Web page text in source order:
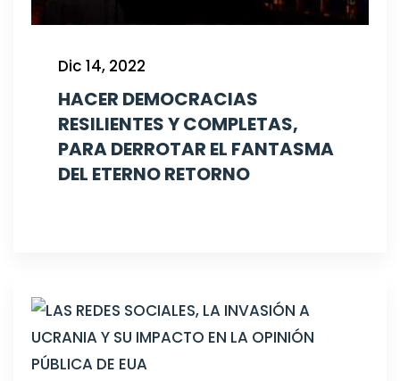
Dic 14, 2022
HACER DEMOCRACIAS
RESILIENTES Y COMPLETAS,
PARA DERROTAR EL FANTASMA
DEL ETERNO RETORNO